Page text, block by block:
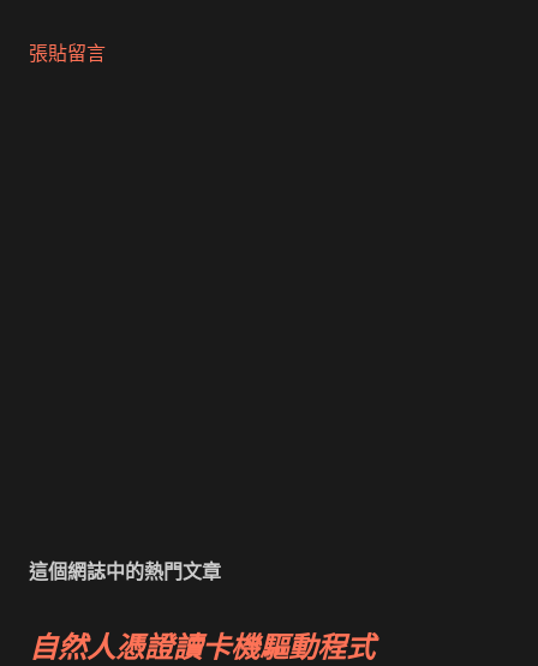
張貼留言
這個網誌中的熱門文章
自然人憑證讀卡機驅動程式